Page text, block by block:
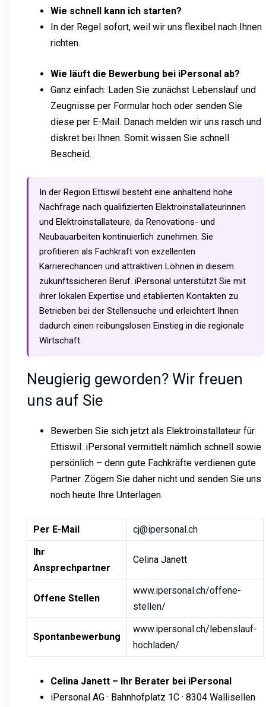
Wie schnell kann ich starten?
In der Regel sofort, weil wir uns flexibel nach Ihnen
richten.
Wie läuft die Bewerbung bei iPersonal ab?
Ganz einfach: Laden Sie zunächst Lebenslauf und
Zeugnisse per Formular hoch oder senden Sie
diese per E-Mail. Danach melden wir uns rasch und
diskret bei Ihnen. Somit wissen Sie schnell
Bescheid.
In der Region Ettiswil besteht eine anhaltend hohe
Nachfrage nach qualifizierten Elektroinstallateurinnen
und Elektroinstallateure, da Renovations- und
Neubauarbeiten kontinuierlich zunehmen. Sie
profitieren als Fachkraft von exzellenten
Karrierechancen und attraktiven Löhnen in diesem
zukunftssicheren Beruf. iPersonal unterstützt Sie mit
ihrer lokalen Expertise und etablierten Kontakten zu
Betrieben bei der Stellensuche und erleichtert Ihnen
dadurch einen reibungslosen Einstieg in die regionale
Wirtschaft.
Neugierig geworden? Wir freuen
uns auf Sie
Bewerben Sie sich jetzt als Elektroinstallateur für
Ettiswil. iPersonal vermittelt nämlich schnell sowie
persönlich – denn gute Fachkräfte verdienen gute
Partner. Zögern Sie daher nicht und senden Sie uns
noch heute Ihre Unterlagen.
Per E-Mail
cj@ipersonal.ch
Ihr
Ansprechpartner
Celina Janett
Offene Stellen
www.ipersonal.ch/offene-
stellen/
Spontanbewerbung
www.ipersonal.ch/lebenslauf-
hochladen/
Celina Janett – Ihr Berater bei iPersonal
iPersonal AG · Bahnhofplatz 1C · 8304 Wallisellen